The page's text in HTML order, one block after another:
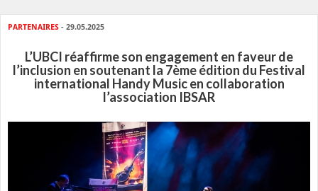
PARTENAIRES - 29.05.2025
L’UBCI réaffirme son engagement en faveur de
l’inclusion en soutenant la 7ème édition du Festival
international Handy Music en collaboration
l’association IBSAR